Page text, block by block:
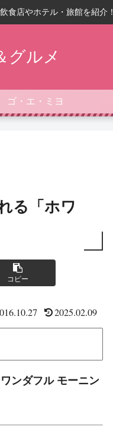
食店やホテル・旅館を紹介！
グルメ
ゴ・エ・ミヨ
る「ホワ
コピー
2025.02.09
ワンダフル モーニン